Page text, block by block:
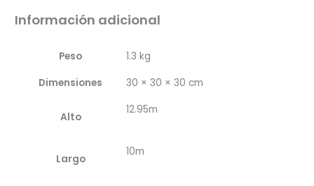
Información adicional
Peso
1.3 kg
Dimensiones
30 × 30 × 30 cm
Alto
12.95m
Largo
10m